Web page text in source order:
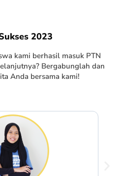
2023
kami berhasil masuk PTN
Bergabunglah dan
Anda bersama kami!